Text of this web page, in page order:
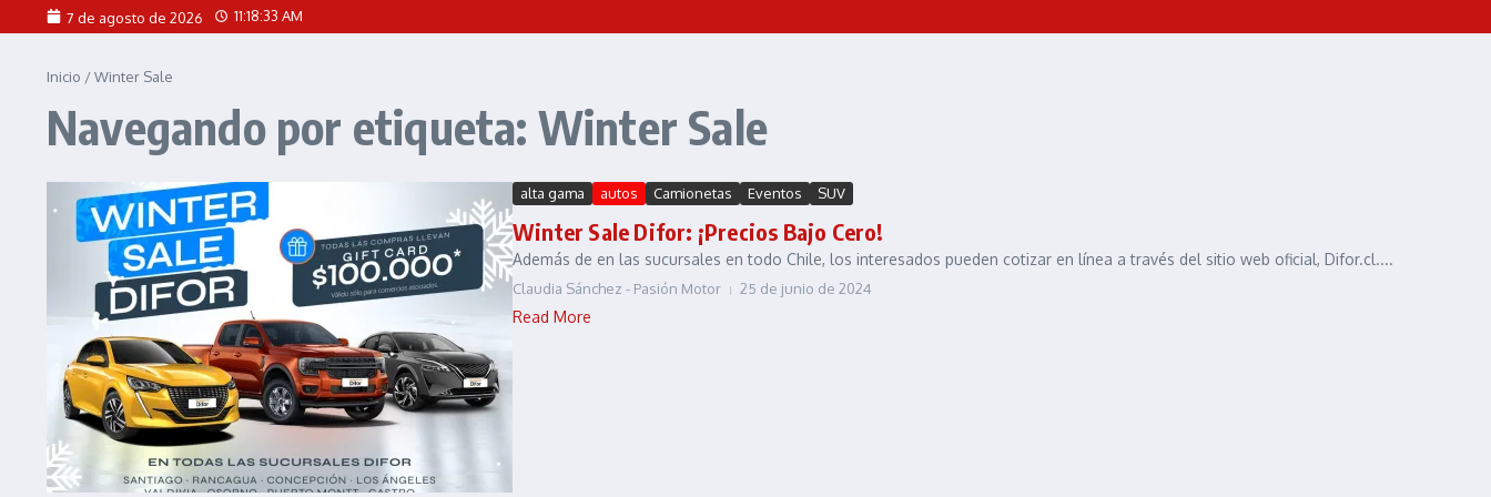
Saltar al contenido7 de agosto de 2026 11:18:33 AM
Inicio /Winter Sale
Navegando por etiqueta: Winter Sale
alta gama autos Camionetas Eventos SUV
Winter Sale Difor: ¡Precios Bajo Cero!
Además de en las sucursales en todo Chile, los interesados pueden cotizar en línea a través del sitio web oficial, Difor.cl....
Claudia Sánchez - Pasión Motor 25 de junio de 2024
Read More